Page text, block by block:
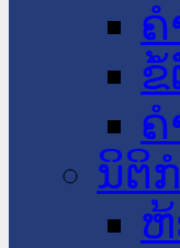
ຄໍ
ຂໍ້
ຄໍ
ນິຕິ
ຫ້